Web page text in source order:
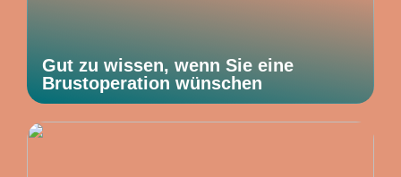
Gut zu wissen, wenn Sie eine
Brustoperation wünschen